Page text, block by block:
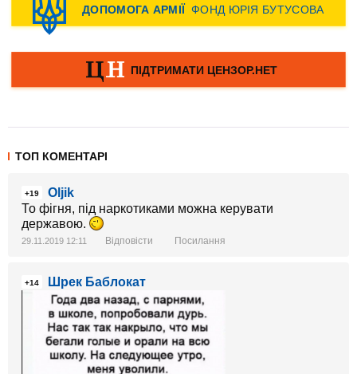
ТОП КОМЕНТАРІ
+19
Oljik
То фігня, під наркотиками можна керувати
державою.
29.11.2019 12:11 Відповісти Посилання
+14 Шрек Баблокат